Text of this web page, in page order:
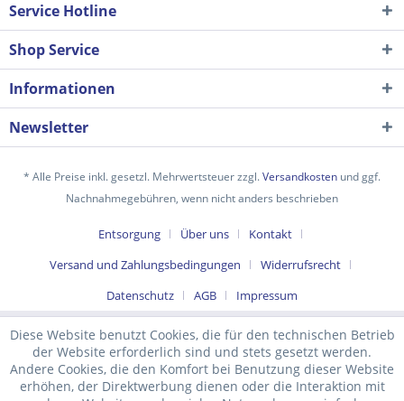
Ich habe dieDatenschutzerklärunggelesen,
Mit * gekennzeichnete Felder sind Pflichtfelder.
Service Hotline
Shop Service
Informationen
Newsletter
* Alle Preise inkl. gesetzl. Mehrwertsteuer zzgl.Versandkosten und ggf.
Nachnahmegebühren, wenn nicht anders beschrieben
Entsorgung Über uns
Kontakt
Versand und Zahlungsbedingungen
Widerrufsrecht
Datenschutz
AGB Impressum
Diese Website benutzt Cookies, die für den technischen Betrieb
der Website erforderlich sind und stets gesetzt werden.
Andere Cookies, die den Komfort bei Benutzung dieser Website
erhöhen, der Direktwerbung dienen oder die Interaktion mit